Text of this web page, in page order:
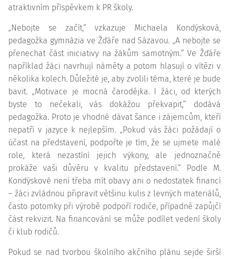
atraktivním příspěvkem k PR školy.
„Nebojte se začít,“ vzkazuje Michaela Kondýsková,
pedagožka gymnázia ve Žďáře nad Sázavou. „A nebojte se
přenechat část iniciativy na žákům samotným.“ Ve Žďáře
například žáci navrhují náměty a potom hlasují o vítězi v
několika kolech. Důležité je, aby zvolili téma, které je bude
bavit. „Motivace je mocná čarodějka. I žáci, od kterých
byste to nečekali, vás dokážou překvapit,“ dodává
pedagožka. Proto je vhodné dávat šance i zájemcům, kteří
nepatří v jazyce k nejlepším. „Pokud vás žáci požádají o
účast na představení, podpořte je tím, že se ujmete malé
role, která nezastíní jejich výkony, ale jednoznačně
prokáže vaši důvěru v kvalitu představení.“ Podle M.
Kondýskové není třeba mít obavy ani o nedostatek financí
– žáci zvládnou připravit většinu kulis z levných materiálů,
často potomky při výrobě podpoří rodiče, případně zapůjčí
část rekvizit. Na financování se může podílet vedení školy
či klub rodičů.
Pokud se nad tvorbou školního akčního plánu sejde širší